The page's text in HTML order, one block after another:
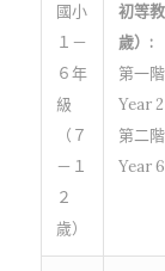
國小
１－
６年
級
（７
－１
２
歲）
初等
歲）:
第一
Year 2
第二
Year 6